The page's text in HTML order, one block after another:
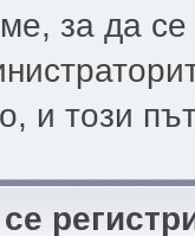
за да
и този